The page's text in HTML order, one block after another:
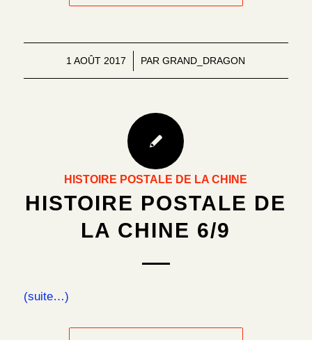
1 AOÛT 2017
/ PARGRAND_DRAGON
HISTOIRE POSTALE DE LA CHINE
HISTOIRE POSTALE DE
LA CHINE 6/9
(suite…)